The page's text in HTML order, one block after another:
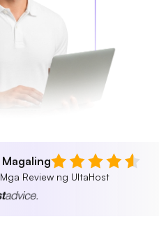
Magaling
Mga Review ng UltaHost